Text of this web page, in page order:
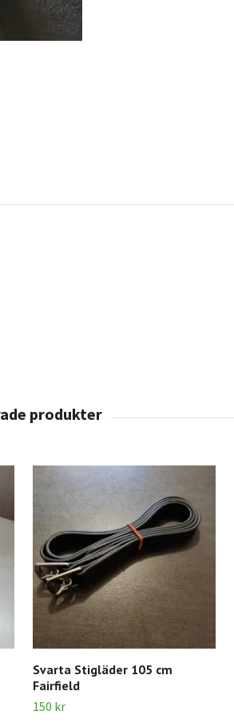
Svarta Stigläder 105 cm
Fairfield
150 kr